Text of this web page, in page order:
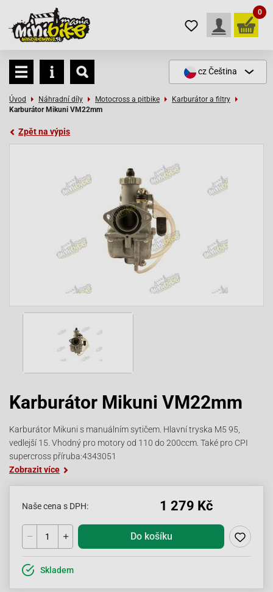
0
czČeština
Úvod Náhradní díly Motocross a pitbike
Karburátor a filtry
Karburátor Mikuni VM22mm
Zpět na výpis
Karburátor Mikuni VM22mm
Karburátor Mikuni s manuálním sytičem. Hlavní tryska M5 95,
vedlejší 15. Vhodný pro motory od 110 do 200ccm. Také pro CPI
supercross příruba:4343051
Zobrazit více
Naše cena s DPH: 1 279 Kč
Do košíku
Skladem